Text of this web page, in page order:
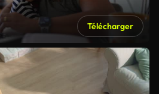
Télécharger